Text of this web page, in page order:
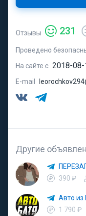
Отзывы 231
Проведено
На сайте с 2018-08-
E-mail
Другие
390 ₽
1 790 ₽